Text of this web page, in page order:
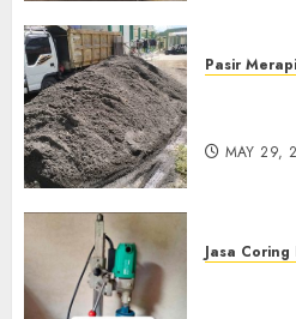
Pasir Merapi
MAY 29,
Jasa Coring